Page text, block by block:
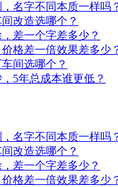
名字不同本质一样吗
改造选哪个？
差一个字差多少？
格差一倍效果差多少
间选哪个？
5年总成本谁更低？
名字不同本质一样吗
改造选哪个？
差一个字差多少？
格差一倍效果差多少